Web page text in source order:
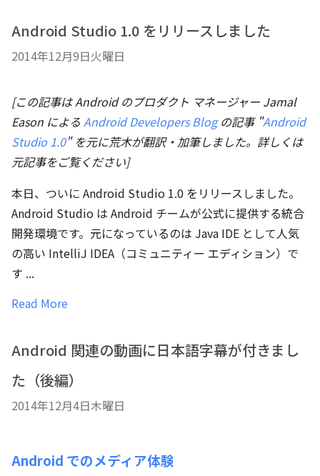
Android Studio 1.0 をリリースしました
2014年12月9日火曜日
[この記事は Android のプロダクト マネージャー Jamal
Eason による Android Developers Blogの記事 "Android
Studio 1.0" を元に荒木が翻訳・加筆しました。詳しくは
元記事をご覧ください]
本日、ついに Android Studio 1.0 をリリースしました。
Android Studio は Android チームが公式に提供する統合
開発環境です。元になっているのは Java IDE として人気
の高い IntelliJ IDEA（コミュニティー エディション）で
す ...
Read More
Android 関連の動画に日本語字幕が付きまし
た（後編）
2014年12月4日木曜日
Android でのメディア体験